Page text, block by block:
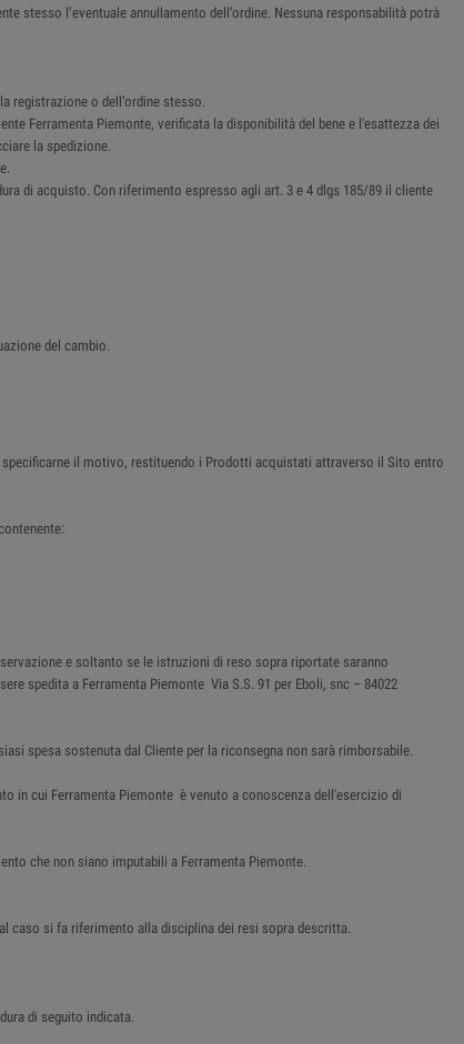
stesso l’eventuale annullamento dell’ordine. Nessuna responsabilità potrà
registrazione o dell’ordine stesso.
Ferramenta Piemonte, verificata la disponibilità del bene e l'esattezza dei
la spedizione.
di acquisto. Con riferimento espresso agli art. 3 e 4 dlgs 185/89 il cliente
del cambio.
il motivo, restituendo i Prodotti acquistati attraverso il Sito entro
e soltanto se le istruzioni di reso sopra riportate saranno
spedita a Ferramenta Piemonte Via S.S. 91 per Eboli, snc – 84022
spesa sostenuta dal Cliente per la riconsegna non sarà rimborsabile.
in cui Ferramenta Piemonte è venuto a conoscenza dell'esercizio di
che non siano imputabili a Ferramenta Piemonte.
caso si fa riferimento alla disciplina dei resi sopra descritta.
di seguito indicata.